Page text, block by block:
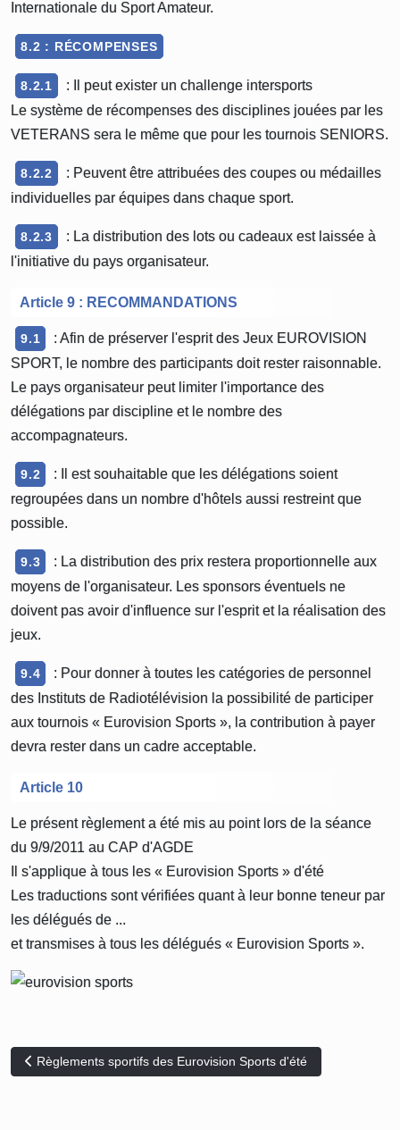
Internationale du Sport Amateur.
8.2 : RÉCOMPENSES
8.2.1
: Il peut exister un challenge intersports
Le système de récompenses des disciplines jouées par les
VETERANS sera le même que pour les tournois SENIORS.
8.2.2
: Peuvent être attribuées des coupes ou médailles
individuelles par équipes dans chaque sport.
8.2.3
: La distribution des lots ou cadeaux est laissée à
l'initiative du pays organisateur.
Article 9 : RECOMMANDATIONS
9.1
: Afin de préserver l'esprit des Jeux EUROVISION
SPORT, le nombre des participants doit rester raisonnable.
Le pays organisateur peut limiter l'importance des
délégations par discipline et le nombre des
accompagnateurs.
9.2
: Il est souhaitable que les délégations soient
regroupées dans un nombre d'hôtels aussi restreint que
possible.
9.3
: La distribution des prix restera proportionnelle aux
moyens de l'organisateur. Les sponsors éventuels ne
doivent pas avoir d'influence sur l'esprit et la réalisation des
jeux.
9.4
: Pour donner à toutes les catégories de personnel
des Instituts de Radiotélévision la possibilité de participer
aux tournois « Eurovision Sports », la contribution à payer
devra rester dans un cadre acceptable.
Article 10
Le présent règlement a été mis au point lors de la séance
du 9/9/2011 au CAP d'AGDE
Il s'applique à tous les « Eurovision Sports » d'été
Les traductions sont vérifiées quant à leur bonne teneur par
les délégués de ...
et transmises à tous les délégués « Eurovision Sports ».
Article précédent : Règlements sportifs des Eurovision Sports d'été
Règlements sportifs des Eurovision Sports d'été